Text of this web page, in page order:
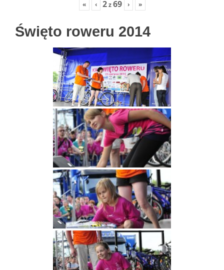
« ‹ 2z69 › »
Święto roweru 2014